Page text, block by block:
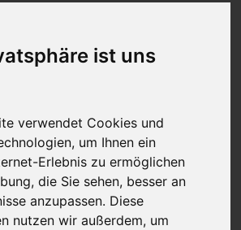
ist uns
verwendet Cookies und
um Ihnen ein
Erlebnis zu ermöglichen
die Sie sehen, besser an
anzupassen. Diese
nutzen wir außerdem, um